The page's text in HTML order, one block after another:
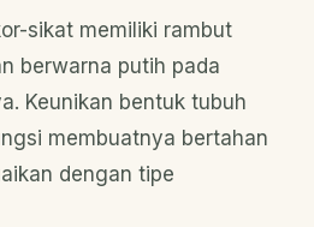
sikat memiliki rambut
berwarna putih pada
Keunikan bentuk tubuh
membuatnya bertahan
dengan tipe